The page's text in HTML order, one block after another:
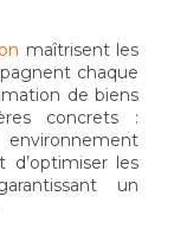
maîtrisent les
chaque
de biens
concrets :
les
un